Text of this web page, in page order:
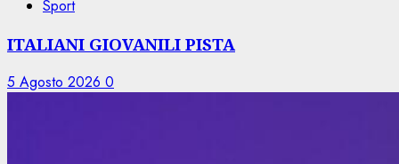
Sport
ITALIANI GIOVANILI PISTA
5 Agosto 2026 0